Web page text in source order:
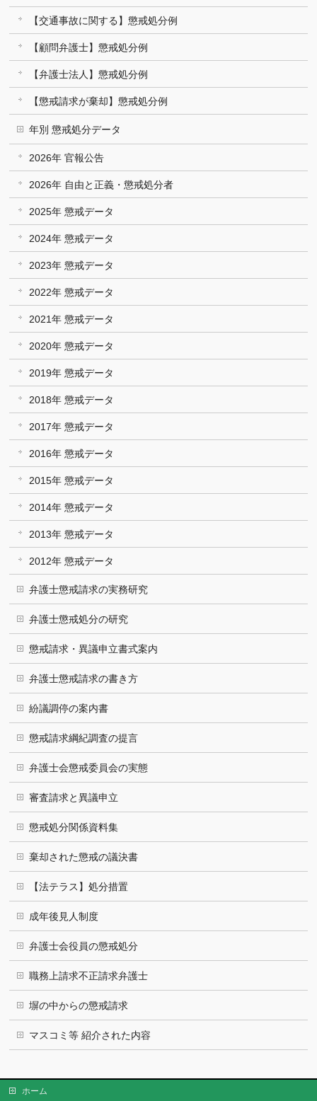
【交通事故に関する】懲戒処分例
【顧問弁護士】懲戒処分例
【弁護士法人】懲戒処分例
【懲戒請求が棄却】懲戒処分例
年別 懲戒処分データ
2026年 官報公告
2026年 自由と正義・懲戒処分者
2025年 懲戒データ
2024年 懲戒データ
2023年 懲戒データ
2022年 懲戒データ
2021年 懲戒データ
2020年 懲戒データ
2019年 懲戒データ
2018年 懲戒データ
2017年 懲戒データ
2016年 懲戒データ
2015年 懲戒データ
2014年 懲戒データ
2013年 懲戒データ
2012年 懲戒データ
弁護士懲戒請求の実務研究
弁護士懲戒処分の研究
懲戒請求・異議申立書式案内
弁護士懲戒請求の書き方
紛議調停の案内書
懲戒請求綱紀調査の提言
弁護士会懲戒委員会の実態
審査請求と異議申立
懲戒処分関係資料集
棄却された懲戒の議決書
【法テラス】処分措置
成年後見人制度
弁護士会役員の懲戒処分
職務上請求不正請求弁護士
塀の中からの懲戒請求
マスコミ等 紹介された内容
ホーム